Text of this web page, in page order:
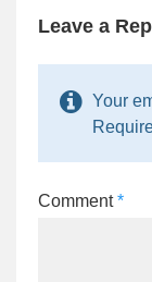
Leave a
Your
Comment*